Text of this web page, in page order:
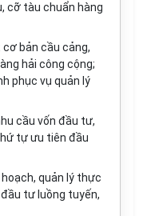
cỡ tàu chuẩn hàng
bản cầu cảng,
hải công cộng;
phục vụ quản lý
cầu vốn đầu tư,
tự ưu tiên đầu
quản lý thực
tư luồng tuyến,